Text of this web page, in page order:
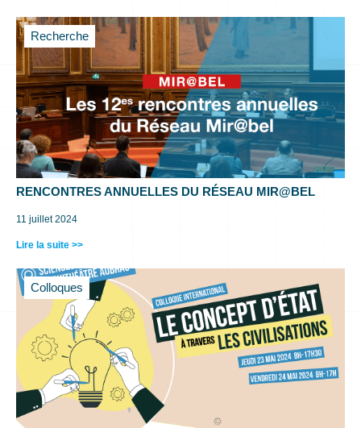
Recherche
RENCONTRES ANNUELLES DU RÉSEAU MIR@BEL
11 juillet 2024
Lire la suite >>
Colloques